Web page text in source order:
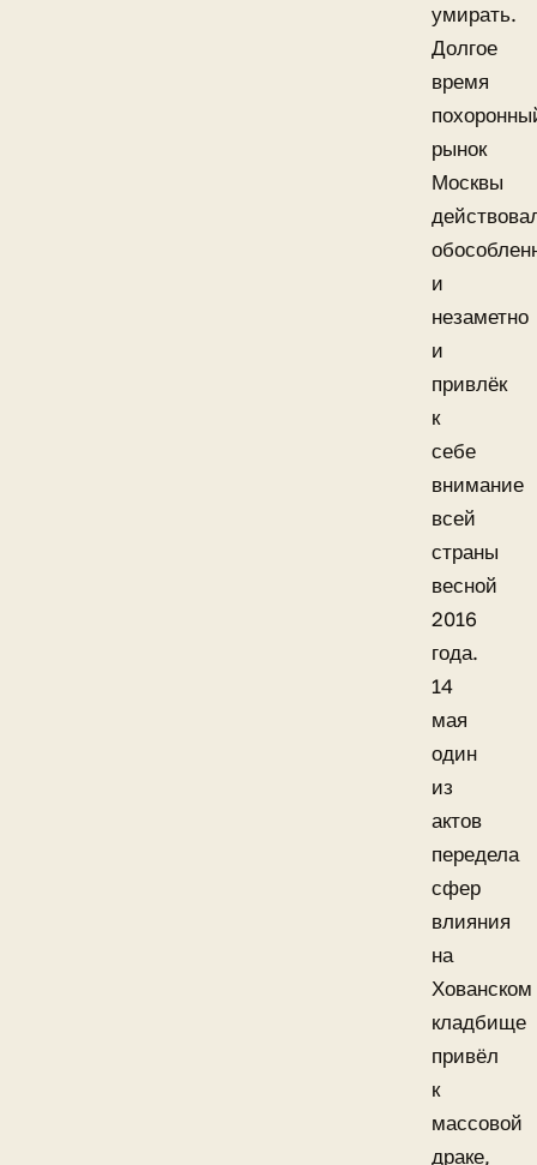
умирать.
Долгое
время
рынок
Москвы
и
незаметно
и
привлёк
к
себе
внимание
всей
страны
весной
2016
года.
14
мая
один
из
актов
передела
сфер
влияния
на
Хованском
кладбище
привёл
к
массовой
драке,